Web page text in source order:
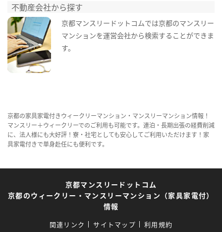
不動産会社から探す
京都マンスリードットコムでは京都のマンスリー
マンションを運営会社から検索することができま
す。
京都の家具家電付きウィークリーマンション・マンスリーマンション情報！
マンスリー＋ウィークリーでのご利用も可能です。連泊・長期出張の経費削減
に、法人様にも大好評！寮・社宅としても安心してご利用いただけます！家
具家電付きで単身赴任にも便利です。
京都マンスリードットコム
京都のウィークリー・マンスリーマンション（家具家電付）
情報
関連リンク サイトマップ 利用規約